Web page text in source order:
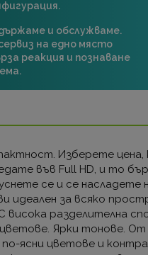
и обслужваме.
на едно място
реакция и познаване
Изберете цена,
във Full HD, и то
се и се насладете
идеален за всяко
висока разделителна
Ярки тонове.
ясни цветове и